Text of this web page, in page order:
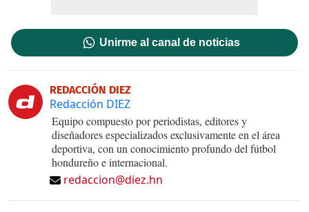
Unirme al canal de noticias
REDACCIÓN DIEZ
Redacción DIEZ
Equipo compuesto por periodistas, editores y
diseñadores especializados exclusivamente en el área
deportiva, con un conocimiento profundo del fútbol
hondureño e internacional.
redaccion@diez.hn